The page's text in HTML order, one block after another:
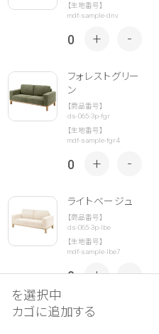
【生地番号】
mdf-sample-dnv
0 + -
フォレストグリー
ン
【商品番号】
ds-065-3p-fgr
【生地番号】
mdf-sample-fgr4
0 + -
ライトベージュ
【商品番号】
ds-065-3p-lbe
【生地番号】
mdf-sample-lbe7
0 + -
モカブラウン
を選択中
カゴに追加する